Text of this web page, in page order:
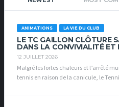
ANIMATIONS LA VIE DU CLUB
LE TC GAILLON CLÔTURE
DANS LA CONVIVIALITÉ ET
12 JUILLET 2026
Malgré les fortes chaleurs et l’arrêté
tennis en raison de la canicule, le